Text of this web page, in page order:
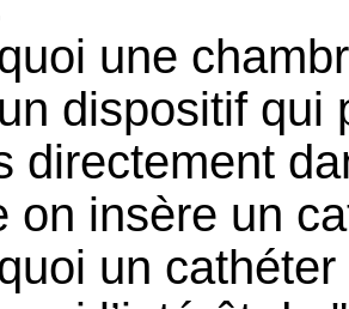
une
dispositif qui
directement
on insère un
un